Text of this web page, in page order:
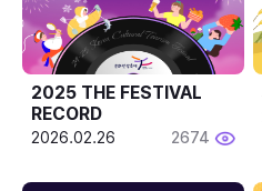
2025 THE FESTIVAL
RECORD
2026.02.26 2674